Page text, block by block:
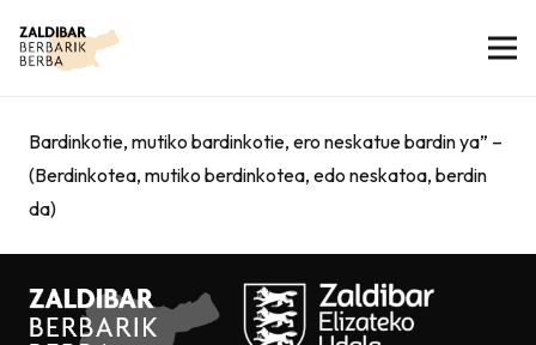
Bardinkotie, mutiko bardinkotie, ero neskatue bardin ya” –
(Berdinkotea, mutiko berdinkotea, edo neskatoa, berdin
da)